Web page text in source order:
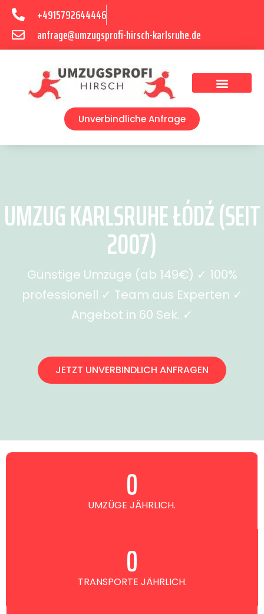
+4915792644446
anfrage@umzugsprofi-hirsch-karlsruhe.de
Unverbindliche Anfrage
UMZUG KARLSRUHE ŁÓDŹ (SEIT
2007)
Günstige Umzüge (ab 149€) ✓ 100%
professionell ✓ Team aus Experten ✓
Angebot in 60 Sek. ✓
JETZT UNVERBINDLICH ANFRAGEN
UMZÜGE JÄHRLICH.
0
TRANSPORTE JÄHRLICH.
0